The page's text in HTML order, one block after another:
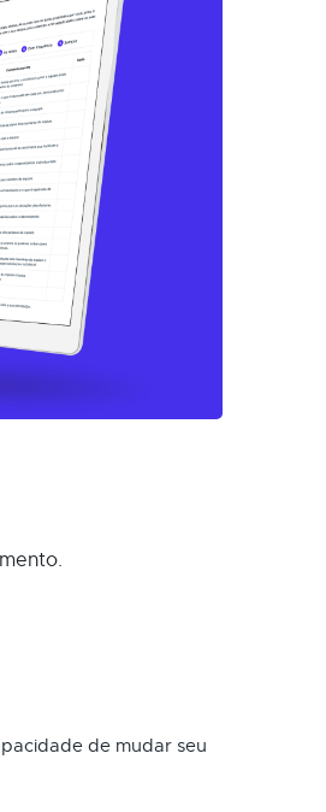
de mudar seu